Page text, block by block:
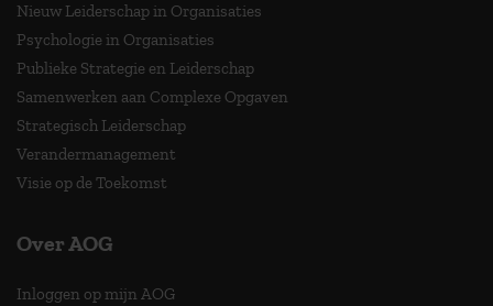
Nieuw Leiderschap in Organisaties
Psychologie in Organisaties
Publieke Strategie en Leiderschap
Samenwerken aan Complexe Opgaven
Strategisch Leiderschap
Verandermanagement
Visie op de Toekomst
Over AOG
Inloggen op mijn AOG